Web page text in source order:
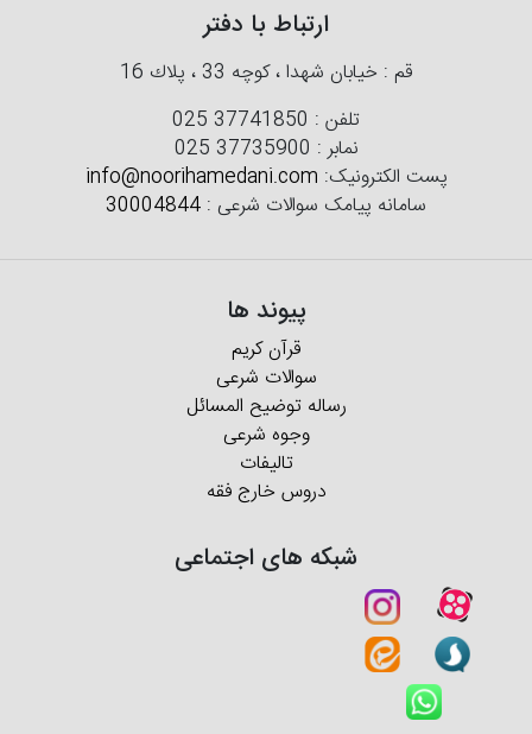
ارتباط با دفتر
قم : خیابان شهدا ، كوچه 33 ، پلاك 16
تلفن :025 37741850
نمابر :025 37735900
پست الکترونیک:info@noorihamedani.com
سامانه پیامک سوالات شرعی : 30004844
پیوند ها
قرآن کریم
سوالات شرعی
رساله توضیح المسائل
وجوه شرعی
تالیفات
دروس خارج فقه
شبکه های اجتماعی